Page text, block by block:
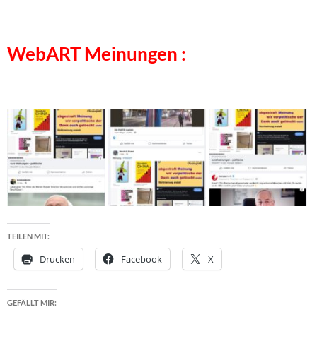
WebART Meinungen :
TEILEN MIT:
Drucken Facebook X
GEFÄLLT MIR: